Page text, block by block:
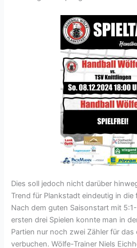
Dies soll jedoch nicht darüber
Trend für Plankstadt eindeutig in
Nach dem guten Saisonstart mit
ersten drei Spielen konnte man in
Partien nur noch zwei Zähler für das
verbuchen. Wölfe-Trainer Niels